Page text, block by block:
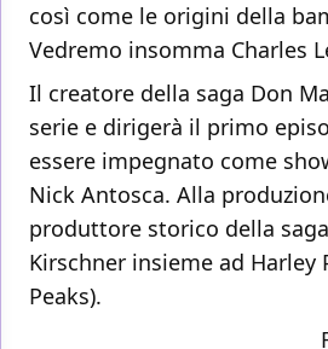
così come le origini della
Vedremo insomma Charles
Il creatore della saga Don
serie e dirigerà il primo
essere impegnato come
Nick Antosca. Alla
produttore storico della
Kirschner insieme ad Harley
Peaks).